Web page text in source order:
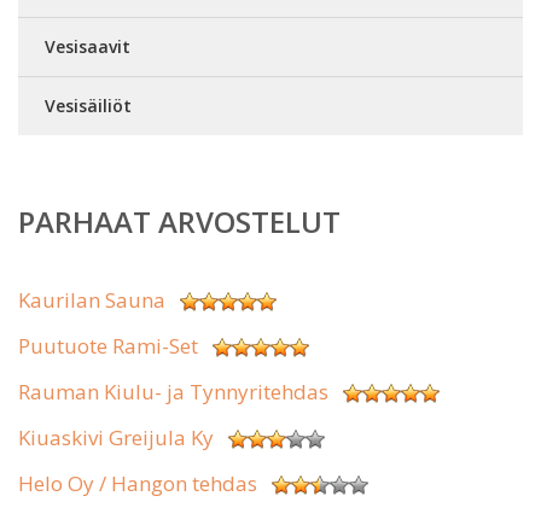
Vesisaavit
Vesisäiliöt
PARHAAT ARVOSTELUT
Kaurilan Sauna
Puutuote Rami-Set
Rauman Kiulu- ja Tynnyritehdas
Kiuaskivi Greijula Ky
Helo Oy / Hangon tehdas